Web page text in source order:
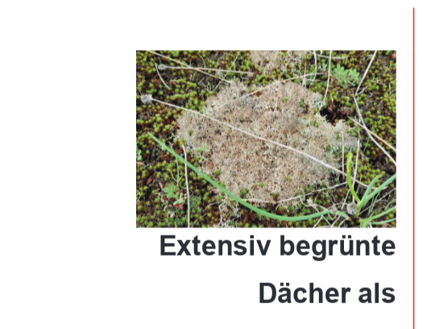
Extensiv begrünte
Dächer als